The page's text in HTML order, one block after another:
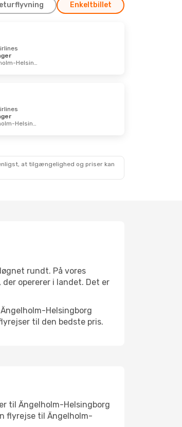
Enkeltbillet
- Ängelholm-Helsingborg
- Ängelholm-Helsingborg
at tilgængelighed og priser kan
rundt. På vores
opererer i landet. Det er
Helsingborg
til den bedste pris.
til Ängelholm-Helsingborg
flyrejse til Ängelholm-